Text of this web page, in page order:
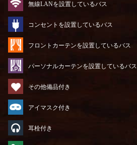
無線LANを設置しているバス
コンセントを設置しているバス
フロントカーテンを設置しているバス
パーソナルカーテンを設置しているバス
その他備品付き
アイマスク付き
耳栓付き